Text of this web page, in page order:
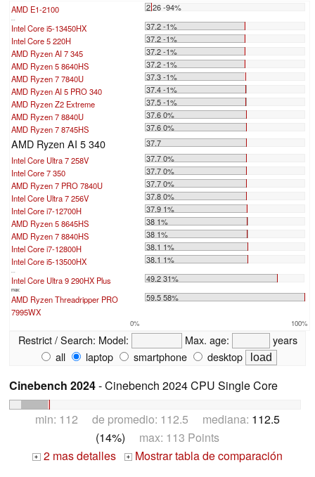
AMD E1-2100 2.26 -94%
Intel Core i5-13450HX
37.2 -1%
Intel Core 5 220H
37.2 -1%
AMD Ryzen AI 7 345
37.2 -1%
AMD Ryzen 5 8640HS
37.2 -1%
AMD Ryzen 7 7840U
37.3 -1%
AMD Ryzen AI 5 PRO 340
37.4 -1%
AMD Ryzen Z2 Extreme
37.5 -1%
AMD Ryzen 7 8840U
37.6 0%
AMD Ryzen 7 8745HS
37.6 0%
AMD Ryzen AI 5 340
37.7
Intel Core Ultra 7 258V
37.7 0%
Intel Core 7 350
37.7 0%
AMD Ryzen 7 PRO 7840U
37.7 0%
Intel Core Ultra 7 256V
37.8 0%
Intel Core i7-12700H
37.9 1%
AMD Ryzen 5 8645HS
38 1%
AMD Ryzen 7 8840HS
38 1%
Intel Core i7-12800H
38.1 1%
Intel Core i5-13500HX
38.1 1%
Intel Core Ultra 9 290HX Plus 49.2 31%
max:
AMD Ryzen Threadripper PRO
7995WX
59.5 58%
0% 100%
Restrict / Search: Model: Max. age:
years
all
laptop smartphone desktop
Cinebench 2024- Cinebench 2024 CPU Single Core
min: 112 de promedio: 112.5 mediana: 112.5
(14%) max: 113 Points
+ 2 mas detalles +
Mostrar tabla de comparación